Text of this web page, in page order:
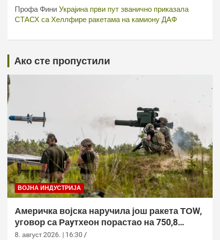
Профа Фини Украјина први пут званично приказала
СТАСХ са Хеллфире ракетама на камиону ДАФ
Ако сте пропустили
ВОЈНА ИНДУСТРИЈА
Америчка војска наручила још ракета ТОW,
уговор са Раyтхеон порастао на 750,8
милиона долара
8. август 2026. | 16:30